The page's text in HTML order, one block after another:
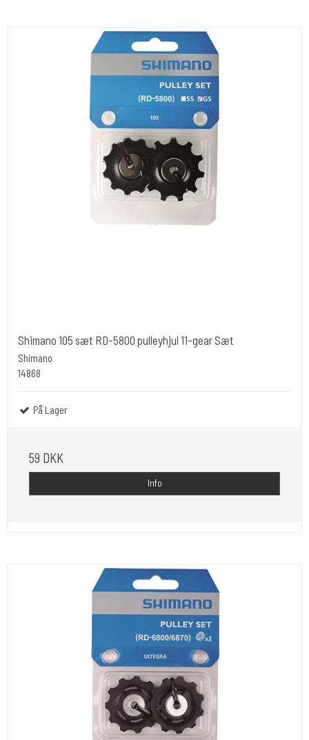
Shimano 105 sæt RD-5800 pulleyhjul 11-gear Sæt
Shimano
14868
På Lager
59 DKK
Info